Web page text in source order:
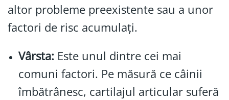
altor probleme preexistente sau a unor
factori de risc acumulați.
Vârsta: Este unul dintre cei mai
comuni factori. Pe măsură ce câinii
îmbătrânesc, cartilajul articular suferă